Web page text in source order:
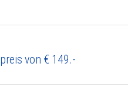
von € 149.-